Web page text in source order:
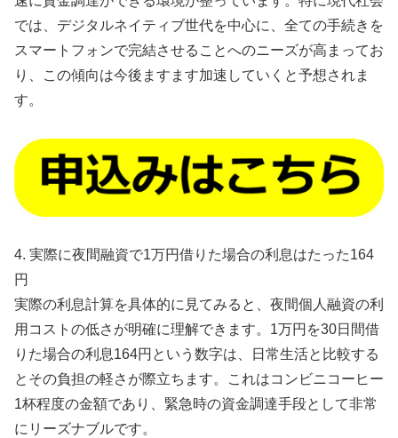
では、デジタルネイティブ世代を中心に、全ての手続きを
スマートフォンで完結させることへのニーズが高まってお
り、この傾向は今後ますます加速していくと予想されま
す。
4. 実際に夜間融資で1万円借りた場合の利息はたった164
円
実際の利息計算を具体的に見てみると、夜間個人融資の利
用コストの低さが明確に理解できます。1万円を30日間借
りた場合の利息164円という数字は、日常生活と比較する
とその負担の軽さが際立ちます。これはコンビニコーヒー
1杯程度の金額であり、緊急時の資金調達手段として非常
にリーズナブルです。